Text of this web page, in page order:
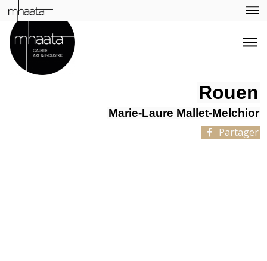
Rouen
Marie-Laure Mallet-Melchior
Partager